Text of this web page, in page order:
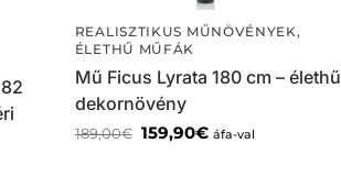
REALISZTIKUS MŰNÖVÉNYEK,
ÉLETHŰ MŰFÁK
Mű Ficus Lyrata 180 cm – élethű
dekornövény
189,00€ 159,90€ áfa-val